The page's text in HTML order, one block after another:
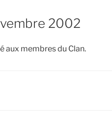
2002
aux membres du Clan.